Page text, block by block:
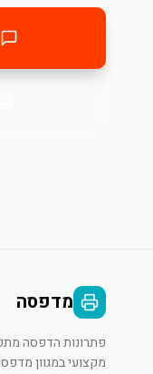
מדפסה
פתרונות הדפסה
מקצועי במגוון